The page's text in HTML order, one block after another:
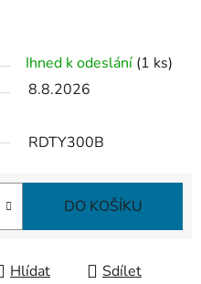
Ihned k odeslání (1 ks)
8.8.2026
RDTY300B
DO KOŠÍKU
Hlídat Sdílet